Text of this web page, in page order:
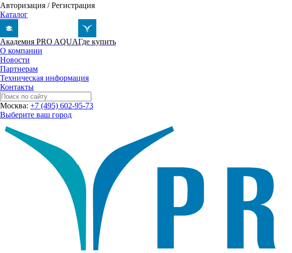
Авторизация /Регистрация
Каталог
Академия PRO AQUAГде купить
О компании
Новости
Партнерам
Техническая информация
Контакты
Москва: +7 (495) 602-95-73
Выберите ваш город